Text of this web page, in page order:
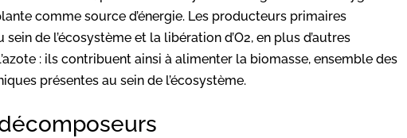
comme source d’énergie. Les producteurs primaires
de l’écosystème et la libération d’O2, en plus d’autres
: ils contribuent ainsi à alimenter la biomasse, ensemble des
présentes au sein de l’écosystème.